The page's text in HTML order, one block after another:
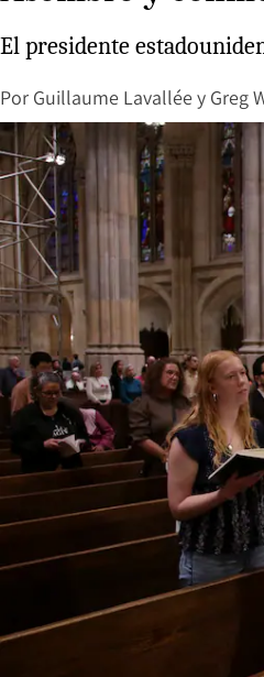
El presidente
Por Guillaume Lavallée y Greg